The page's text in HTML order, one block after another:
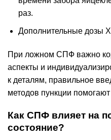
раз.
Дополнительные дозы
При ложном СПФ важно
аспекты и
к деталям, правильное
методов пункции
Как СПФ влияет на
состояние?